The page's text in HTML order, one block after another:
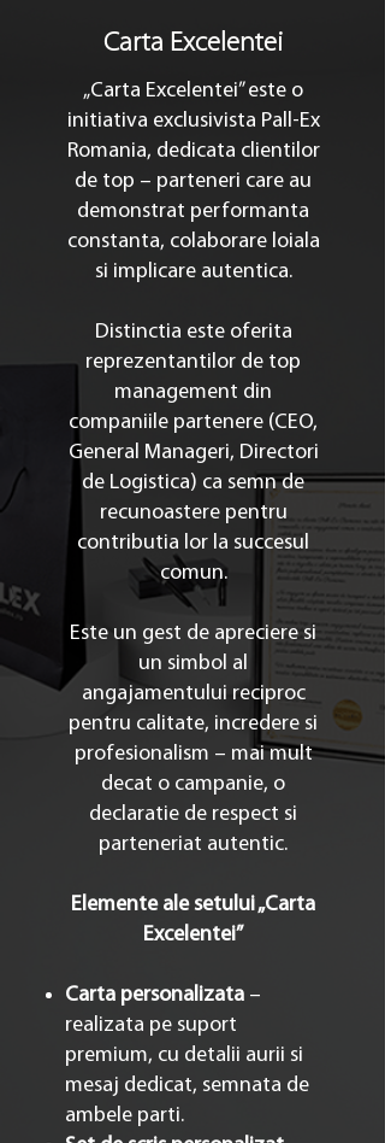
Carta Excelentei
„Carta Excelentei” este o
initiativa exclusivista Pall-Ex
Romania, dedicata clientilor
de top – parteneri care au
demonstrat performanta
constanta, colaborare loiala
si implicare autentica.
Distinctia este oferita
reprezentantilor de top
management din
companiile partenere (CEO,
General Manageri, Directori
de Logistica) ca semn de
recunoastere pentru
contributia lor la succesul
comun.
Este un gest de apreciere si
un simbol al
angajamentului reciproc
pentru calitate, incredere si
profesionalism – mai mult
decat o campanie, o
declaratie de respect si
parteneriat autentic.
Elemente ale setului „Carta
Excelentei”
Carta personalizata –
realizata pe suport
premium, cu detalii aurii si
mesaj dedicat, semnata de
ambele parti.